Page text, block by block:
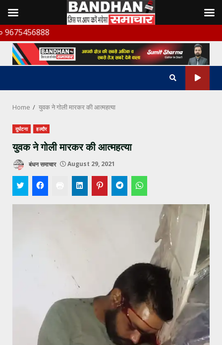
Skip
to
content
Home युवक ने गोली मारकर की आत्महत्या
दुर्घटना हल्दौर
युवक ने गोली मारकर की आत्महत्या
बंधन समाचार August 29, 2021